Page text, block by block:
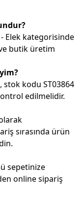
- Elek kategorisinde
butik üretim
stok kodu ST03864
edilmelidir.
sırasında ürün
sepetinize
online sipariş